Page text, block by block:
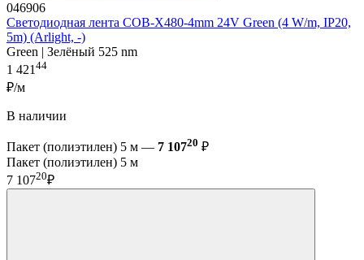
046906
Светодиодная лента COB-X480-4mm 24V Green (4 W/m, IP20,
5m) (Arlight, -)
Green | Зелёный 525 nm
1 42144
₽/м
В наличии
Пакет (полиэтилен) 5 м — 7 10720 ₽
Пакет (полиэтилен) 5 м
7 10720₽